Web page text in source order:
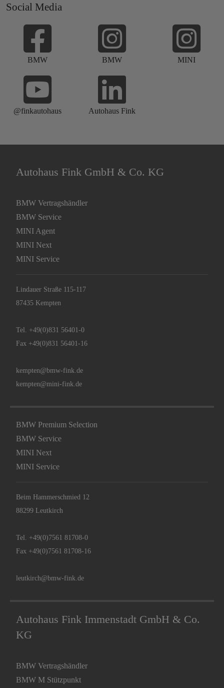
Social Media
BMW BMW MINI
@finkautohaus Autohaus Fink
Autohaus Fink GmbH & Co. KG
BMW Vertragshändler
BMW Service
MINI Agent
MINI Next
MINI Service
Lindauer Straße 115-117
87435 Kempten
Tel. +49(0)831 56401-0
Fax +49(0)831 56401-16
kempten@bmw-fink.de
kempten@mini-fink.de
BMW Premium Selection
BMW Service
MINI Next
MINI Service
Beim Hammerschmied 12
88299 Leutkirch
Tel. +49(0)7561 81708-0
Fax +49(0)7561 81708-16
leutkirch@bmw-fink.de
Autohaus Fink Immenstadt GmbH & Co.
KG
BMW Vertragshändler
BMW M Stützpunkt